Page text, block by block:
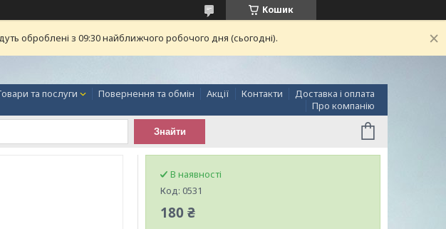
Кошик
оброблені з 09:30 найближчого робочого дня (сьогодні).
та послуги Повернення та обмін Акції Контакти
Доставка і оплата
Про компанію
Знайти
В наявності
Код: 0531
180 ₴